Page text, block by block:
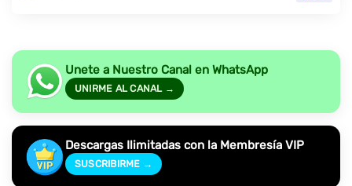
Unete a Nuestro Canal en WhatsApp
UNIRME AL CANAL →
Descargas Ilimitadas con la Membresía VIP
SUSCRIBIRME →